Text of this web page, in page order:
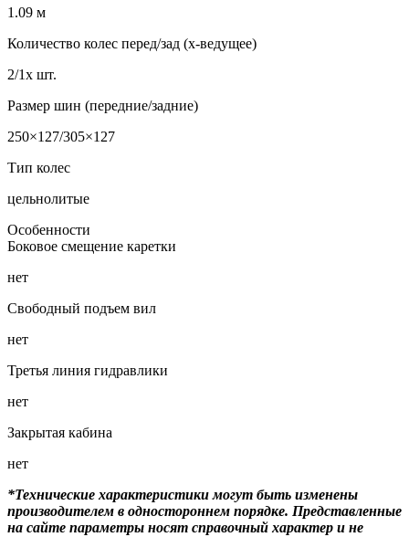
1.09 м
Количество колес перед/зад (x-ведущее)
2/1x шт.
Размер шин (передние/задние)
250×127/305×127
Тип колес
цельнолитые
Особенности
Боковое смещение каретки
нет
Свободный подъем вил
нет
Третья линия гидравлики
нет
Закрытая кабина
нет
*Технические характеристики могут быть изменены
производителем в одностороннем порядке. Представленные
на сайте параметры носят справочный характер и не